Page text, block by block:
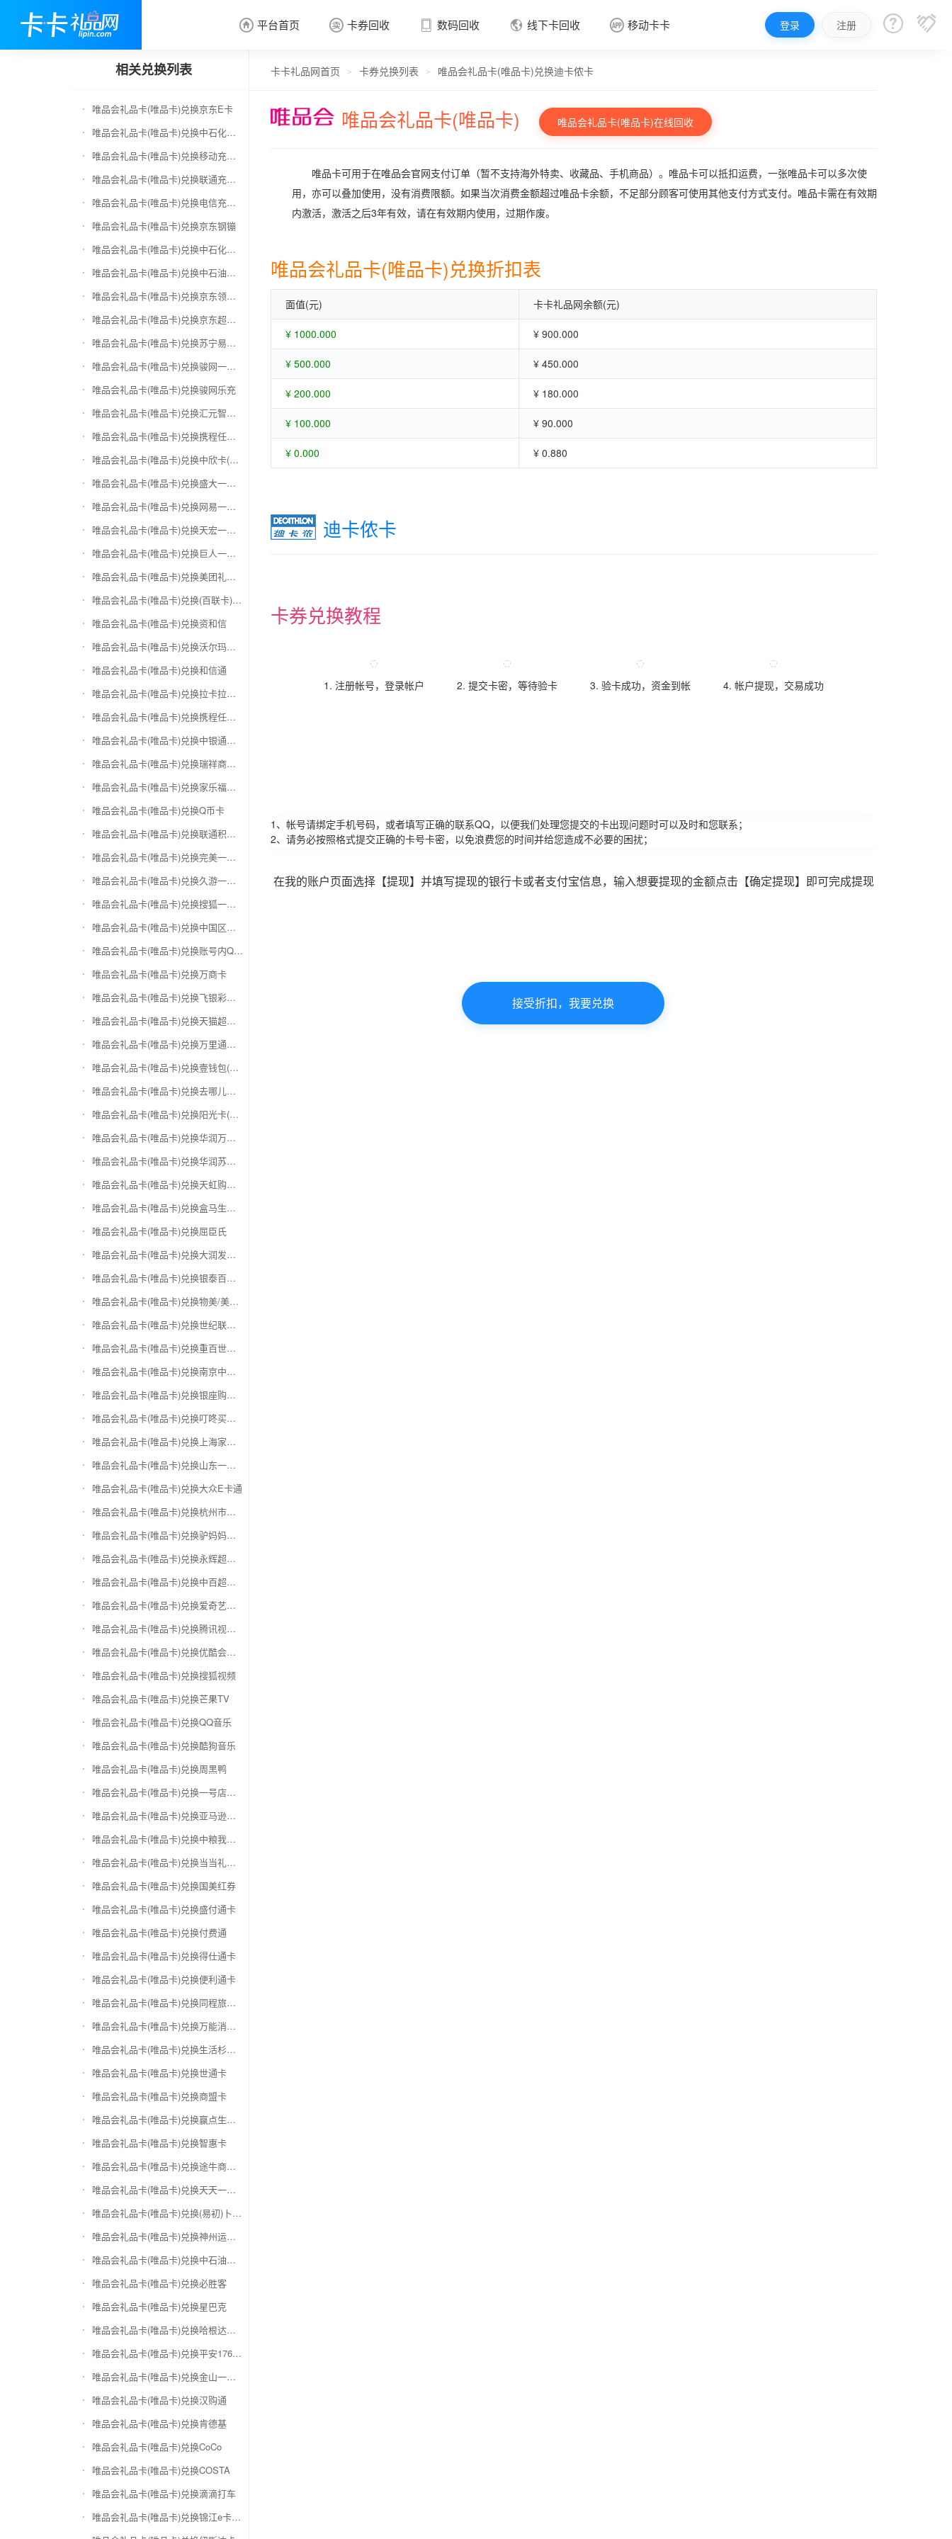
 平台首页  卡券回收
 卡券回收
 数码回收  线下卡回收  移动卡卡 登录 注册  
相关兑换列表
唯品会礼品卡(唯品卡)兑换京东E卡
唯品会礼品卡(唯品卡)兑换中石化加油卡
唯品会礼品卡(唯品卡)兑换移动充值卡（面值千万别选错）
唯品会礼品卡(唯品卡)兑换联通充值卡（面值千万别选错）
唯品会礼品卡(唯品卡)兑换电信充值卡（面值千万别选错）
唯品会礼品卡(唯品卡)兑换京东钢镚
唯品会礼品卡(唯品卡)兑换中石化加油卡无卡号（面值千万别选错）
唯品会礼品卡(唯品卡)兑换中石油全国充值卡
唯品会礼品卡(唯品卡)兑换京东领货码
唯品会礼品卡(唯品卡)兑换京东超市卡
唯品会礼品卡(唯品卡)兑换苏宁易购礼品卡
唯品会礼品卡(唯品卡)兑换骏网一卡通
唯品会礼品卡(唯品卡)兑换骏网乐充
唯品会礼品卡(唯品卡)兑换汇元智付卡
唯品会礼品卡(唯品卡)兑换携程任我行
唯品会礼品卡(唯品卡)兑换中欣卡(中欣通卡)
唯品会礼品卡(唯品卡)兑换盛大一卡通
唯品会礼品卡(唯品卡)兑换网易一卡通
唯品会礼品卡(唯品卡)兑换天宏一卡通（易冲天宏卡）
唯品会礼品卡(唯品卡)兑换巨人一卡通(征途卡)
唯品会礼品卡(唯品卡)兑换美团礼品卡
唯品会礼品卡(唯品卡)兑换(百联卡)联华ok卡
唯品会礼品卡(唯品卡)兑换资和信
唯品会礼品卡(唯品卡)兑换沃尔玛购物卡
唯品会礼品卡(唯品卡)兑换和信通
唯品会礼品卡(唯品卡)兑换拉卡拉沃尔玛
唯品会礼品卡(唯品卡)兑换携程任我游
唯品会礼品卡(唯品卡)兑换中银通支付(银联购物卡)
唯品会礼品卡(唯品卡)兑换瑞祥商联卡
唯品会礼品卡(唯品卡)兑换家乐福超市卡
唯品会礼品卡(唯品卡)兑换Q币卡
唯品会礼品卡(唯品卡)兑换联通积分Q币
唯品会礼品卡(唯品卡)兑换完美一卡通
唯品会礼品卡(唯品卡)兑换久游一卡通
唯品会礼品卡(唯品卡)兑换搜狐一卡通
唯品会礼品卡(唯品卡)兑换中国区苹果充值卡
唯品会礼品卡(唯品卡)兑换账号内Q币寄售（维护中）
唯品会礼品卡(唯品卡)兑换万商卡
唯品会礼品卡(唯品卡)兑换飞银彩虹卡
唯品会礼品卡(唯品卡)兑换天猫超市卡/享淘卡
唯品会礼品卡(唯品卡)兑换万里通积分卡
唯品会礼品卡(唯品卡)兑换壹钱包(壹卡会)
唯品会礼品卡(唯品卡)兑换去哪儿礼品卡
唯品会礼品卡(唯品卡)兑换阳光卡(阳光爱车)
唯品会礼品卡(唯品卡)兑换华润万家购物卡
唯品会礼品卡(唯品卡)兑换华润苏果卡(苏果超市卡)（维护 请暂停提交）
唯品会礼品卡(唯品卡)兑换天虹购物卡
唯品会礼品卡(唯品卡)兑换盒马生鲜礼品卡
唯品会礼品卡(唯品卡)兑换屈臣氏
唯品会礼品卡(唯品卡)兑换大润发购物卡
唯品会礼品卡(唯品卡)兑换银泰百货银泰卡
唯品会礼品卡(唯品卡)兑换物美/美通卡
唯品会礼品卡(唯品卡)兑换世纪联华充值卡(杭州联华)
唯品会礼品卡(唯品卡)兑换重百世纪卡(重庆百货)
唯品会礼品卡(唯品卡)兑换南京中央商场购物卡
唯品会礼品卡(唯品卡)兑换银座购物卡（黑卡）
唯品会礼品卡(唯品卡)兑换叮咚买菜（限通用礼品卡）
唯品会礼品卡(唯品卡)兑换上海家化卡
唯品会礼品卡(唯品卡)兑换山东一卡通
唯品会礼品卡(唯品卡)兑换大众E卡通
唯品会礼品卡(唯品卡)兑换杭州市民卡
唯品会礼品卡(唯品卡)兑换驴妈妈礼品卡
唯品会礼品卡(唯品卡)兑换永辉超市卡（限实体卡）
唯品会礼品卡(唯品卡)兑换中百超市购物卡
唯品会礼品卡(唯品卡)兑换爱奇艺会员激活码
唯品会礼品卡(唯品卡)兑换腾讯视频会员激活码
唯品会礼品卡(唯品卡)兑换优酷会员激活码
唯品会礼品卡(唯品卡)兑换搜狐视频
唯品会礼品卡(唯品卡)兑换芒果TV
唯品会礼品卡(唯品卡)兑换QQ音乐
唯品会礼品卡(唯品卡)兑换酷狗音乐
唯品会礼品卡(唯品卡)兑换周黑鸭
唯品会礼品卡(唯品卡)兑换一号店礼品卡
唯品会礼品卡(唯品卡)兑换亚马逊（只要实体卡）
唯品会礼品卡(唯品卡)兑换中粮我买网礼品卡
唯品会礼品卡(唯品卡)兑换当当礼品卡
唯品会礼品卡(唯品卡)兑换国美红券
唯品会礼品卡(唯品卡)兑换盛付通卡
唯品会礼品卡(唯品卡)兑换付费通
唯品会礼品卡(唯品卡)兑换得仕通卡
唯品会礼品卡(唯品卡)兑换便利通卡
唯品会礼品卡(唯品卡)兑换同程旅游卡
唯品会礼品卡(唯品卡)兑换万能消费卡
唯品会礼品卡(唯品卡)兑换生活杉德卡
唯品会礼品卡(唯品卡)兑换世通卡
唯品会礼品卡(唯品卡)兑换商盟卡
唯品会礼品卡(唯品卡)兑换赢点生活卡
唯品会礼品卡(唯品卡)兑换智惠卡
唯品会礼品卡(唯品卡)兑换途牛商旅卡
唯品会礼品卡(唯品卡)兑换天天一卡通
唯品会礼品卡(唯品卡)兑换(易初)卜蜂莲花礼品卡
唯品会礼品卡(唯品卡)兑换神州运通超级卡(运通网购卡)
唯品会礼品卡(唯品卡)兑换中石油省卡
唯品会礼品卡(唯品卡)兑换必胜客
唯品会礼品卡(唯品卡)兑换星巴克
唯品会礼品卡(唯品卡)兑换哈根达斯电子券
唯品会礼品卡(唯品卡)兑换平安1768欢乐豆
唯品会礼品卡(唯品卡)兑换金山一卡通
唯品会礼品卡(唯品卡)兑换汉购通
唯品会礼品卡(唯品卡)兑换肯德基
唯品会礼品卡(唯品卡)兑换CoCo
唯品会礼品卡(唯品卡)兑换COSTA
唯品会礼品卡(唯品卡)兑换滴滴打车
唯品会礼品卡(唯品卡)兑换锦江e卡通(锦江一卡通)
卡卡礼品网首页 > 卡券兑换列表 > 唯品会礼品卡(唯品卡)兑换迪卡侬卡
唯品会礼品卡(唯品卡) 唯品会礼品卡(唯品卡)在线回收
唯品卡可用于在唯品会官网支付订单（暂不支持海外特卖、收藏品、手机商品）。唯品卡可以抵扣运费，一张唯品卡可以多次使
用，亦可以叠加使用，没有消费限额。如果当次消费金额超过唯品卡余额，不足部分顾客可使用其他支付方式支付。唯品卡需在有效期
内激活，激活之后3年有效，请在有效期内使用，过期作废。
唯品会礼品卡(唯品卡)兑换折扣表
面值(元) 卡卡礼品网余额(元)
¥ 1000.000 ¥ 900.000
¥ 500.000 ¥ 450.000
¥ 200.000 ¥ 180.000
¥ 100.000 ¥ 90.000
¥ 0.000 ¥ 0.880
迪卡侬卡
卡券兑换教程
1. 注册帐号，登录帐户 2. 提交卡密，等待验卡 3. 验卡成功，资金到帐 4. 帐户提现，交易成功
1、帐号请绑定手机号码，或者填写正确的联系QQ，以便我们处理您提交的卡出现问题时可以及时和您联系；
2、请务必按照格式提交正确的卡号卡密，以免浪费您的时间并给您造成不必要的困扰；
在我的账户页面选择【提现】并填写提现的银行卡或者支付宝信息，输入想要提现的金额点击【确定提现】即可完成提现
接受折扣，我要兑换